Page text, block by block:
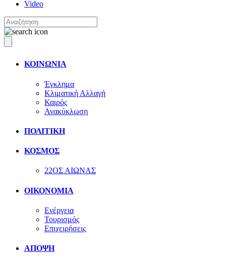
Video
ΚΟΙΝΩΝΙΑ
Έγκλημα
Κλιματική Αλλαγή
Καιρός
Ανακύκλωση
ΠΟΛΙΤΙΚΗ
ΚΟΣΜΟΣ
22ΟΣ ΑΙΩΝΑΣ
ΟΙΚΟΝΟΜΙΑ
Ενέργεια
Τουρισμός
Επιχειρήσεις
ΑΠΟΨΗ